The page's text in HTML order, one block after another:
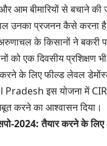
आम बीमारियों से बचाने की
प्रजनन कैसे करना है,
के किसानों ने बकरी
को एक दिवसीय प्रशिक्षण
के लिए फील्ड लेवल
इस योजना में
करने का आश्वासन दिया।
2024: तैयार करने के